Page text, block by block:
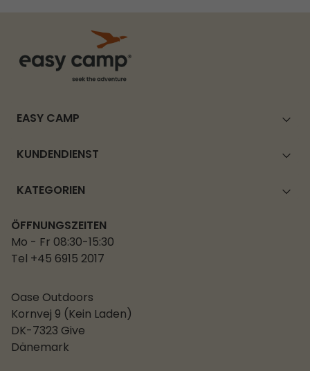
EASY CAMP
KUNDENDIENST
KATEGORIEN
ÖFFNUNGSZEITEN
Mo - Fr 08:30-15:30
Tel +45 6915 2017
Oase Outdoors
Kornvej 9 (Kein Laden)
DK-7323 Give
Dänemark